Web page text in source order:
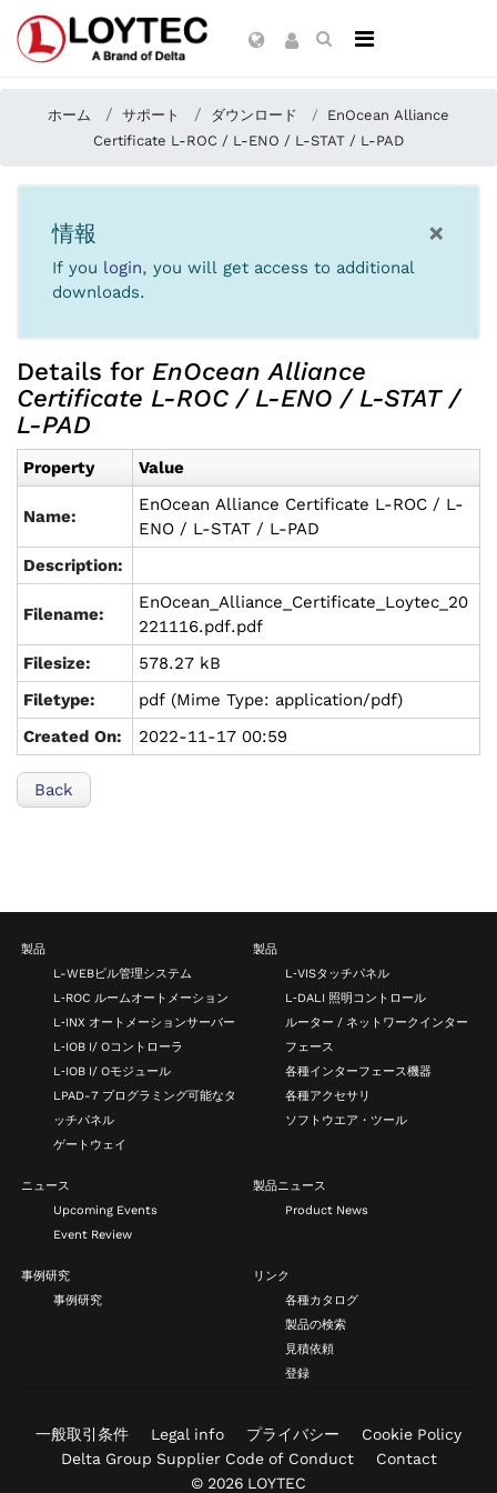
ホーム サポート ダウンロード
EnOcean Alliance
Certificate L-ROC / L-ENO / L-STAT / L-PAD
×
情報
If you login, you will get access to additional
downloads.
Details for EnOcean Alliance
Certificate L-ROC / L-ENO / L-STAT /
L-PAD
Property Value
Name:
EnOcean Alliance Certificate L-ROC / L-
ENO / L-STAT / L-PAD
Description:
Filename:
EnOcean_Alliance_Certificate_Loytec_20
221116.pdf.pdf
Filesize:
578.27 kB
Filetype:
pdf (Mime Type: application/pdf)
Created On:
2022-11-17 00:59
Back
製品
L-WEBビル管理システム
L‑ROC ルームオートメーション
L‑INX オートメーションサーバー
L‑IOB I/ Oコントローラ
L‑IOB I/ Oモジュール
LPAD-7 プログラミング可能なタ
ッチパネル
ゲートウェイ
製品
L‑VISタッチパネル
L‑DALI 照明コントロール
ルーター / ネットワークインター
フェース
各種インターフェース機器
各種アクセサリ
ソフトウエア・ツール
ニュース
Upcoming Events
Event Review
製品ニュース
Product News
事例研究
事例研究
リンク
各種カタログ
製品の検索
見積依頼
登録
一般取引条件 Legal info プライバシー
Cookie Policy
Delta Group Supplier Code of Conduct
Contact
© 2026 LOYTEC